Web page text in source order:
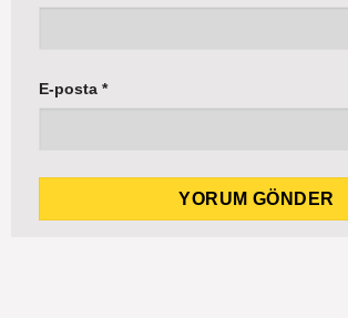
E-posta *